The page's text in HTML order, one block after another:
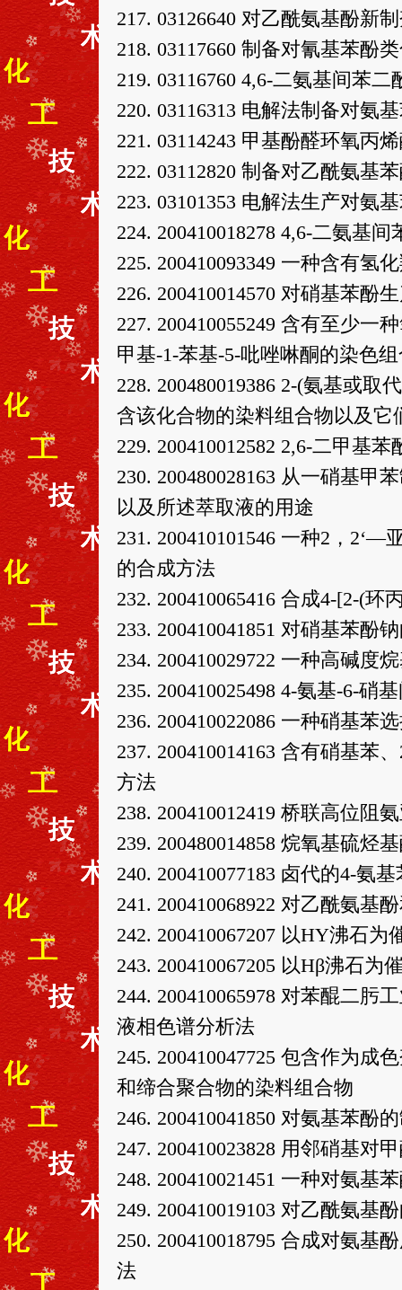
217. 03126640 对乙酰氨基酚新
218. 03117660 制备对氰基苯酚
219. 03116760 4,6-二氨基间苯
220. 03116313 电解法制备对氨
221. 03114243 甲基酚醛环氧丙
222. 03112820 制备对乙酰氨基
223. 03101353 电解法生产对氨
224. 200410018278 4,6-二氨基
225. 200410093349 一种含有氢
226. 200410014570 对硝基苯酚
227. 200410055249 含有至少一
甲基-1-苯基-5-吡唑啉酮的染色
228. 200480019386 2-(氨基或
含该化合物的染料组合物以及它
229. 200410012582 2,6-二甲基
230. 200480028163 从一硝基甲
以及所述萃取液的用途
231. 200410101546 一种2，
的合成方法
232. 200410065416 合成4-[2-(
233. 200410041851 对硝基苯酚
234. 200410029722 一种高碱度
235. 200410025498 4-氨基-6-硝
236. 200410022086 一种硝基苯
237. 200410014163 含有硝基苯
方法
238. 200410012419 桥联高位阻
239. 200480014858 烷氧基硫烃
240. 200410077183 卤代的4-氨
241. 200410068922 对乙酰氨基
242. 200410067207 以HY沸石
243. 200410067205 以Hβ沸石
244. 200410065978 对苯醌二肟
液相色谱分析法
245. 200410047725 包含作为成
和缔合聚合物的染料组合物
246. 200410041850 对氨基苯酚
247. 200410023828 用邻硝基对
248. 200410021451 一种对氨基
249. 200410019103 对乙酰氨基
250. 200410018795 合成对氨基
法